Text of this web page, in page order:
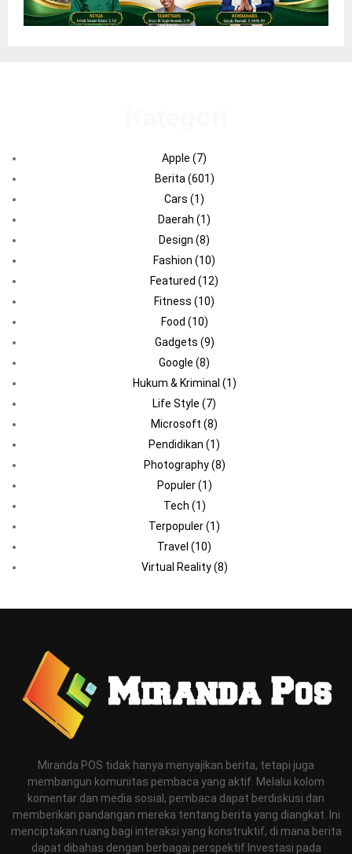
Apple (7)
Berita (601)
Cars (1)
Daerah (1)
Design (8)
Fashion (10)
Featured (12)
Fitness (10)
Food (10)
Gadgets (9)
Google (8)
Hukum & Kriminal (1)
Life Style (7)
Microsoft (8)
Pendidikan (1)
Photography(8)
Populer(1)
Tech (1)
Terpopuler(1)
Travel (10)
Virtual Reality(8)
Miranda POS tidak hanya menyajikan berita, tetapi juga
membangun komunitas pembaca yang aktif. Melalui kolom
komentar dan media sosial, pembaca dapat berdiskusi dan
memberikan pandangan mereka tentang berita yang diangkat. Ini
menciptakan ruang bagi interaksi yang konstruktif, di mana berita
dapat dibahas dengan berbagai perspektif.Investasi pada